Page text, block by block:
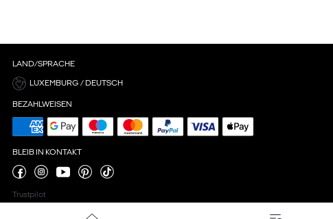
LAND/SPRACHE
LUXEMBURG / DEUTSCH
BEZAHLWEISEN
BLEIB IN KONTAKT
Trustpilot